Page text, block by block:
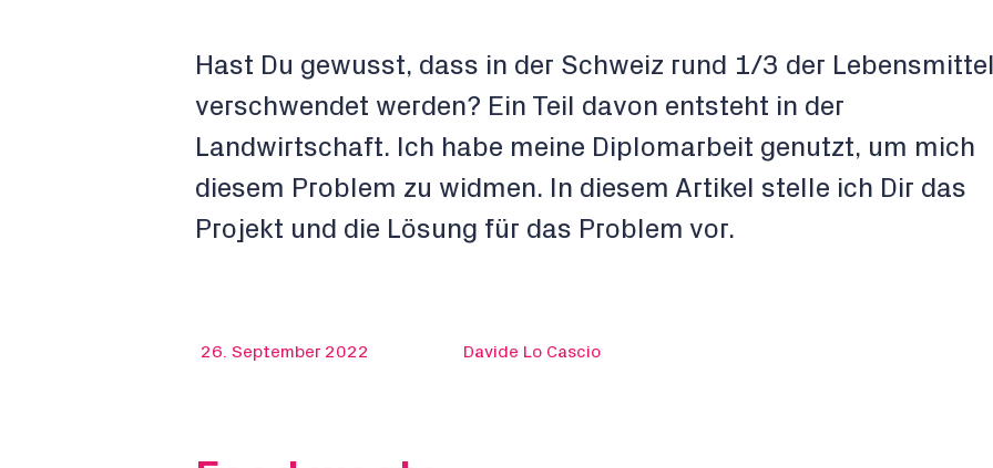
Hast Du gewusst, dass in der Schweiz rund 1/3 der Lebensmittel
verschwendet werden? Ein Teil davon entsteht in der
Landwirtschaft. Ich habe meine Diplomarbeit genutzt, um mich
diesem Problem zu widmen. In diesem Artikel stelle ich Dir das
Projekt und die Lösung für das Problem vor.
26. September 2022 Davide Lo Cascio